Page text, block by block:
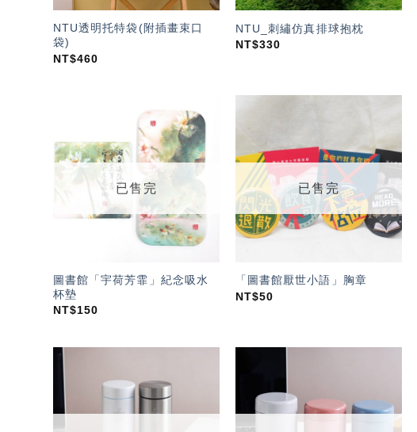
NTU透明托特袋(附插畫束口
袋)
NT$460
NTU_刺繡仿真排球抱枕
NT$330
加入
「願
望輕
已售完
圖書館「宇荷芳霏」紀念吸水
杯墊
NT$150
加入
「願
望輕
單」
已售完
「圖書館厭世小語」胸章
NT$50
望輕
「願
望輕